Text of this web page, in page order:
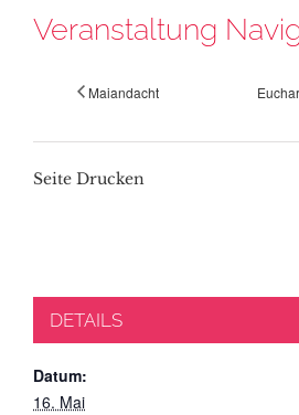
Veranstaltung
Maiandacht
Seite Drucken
DETAILS
Datum:
16. Mai